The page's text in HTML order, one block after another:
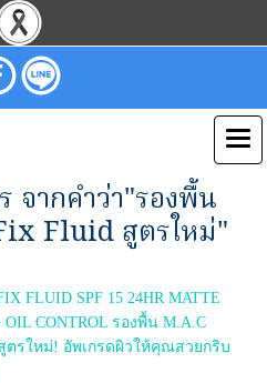
จากคำว่า"รองพื้น
Fluid สูตรใหม่"
FLUID SPF 15 24HR MATTE
OIL CONTROL รองพื้น M.A.C
ตรใหม่! อัพเกรดผิวให้คุณสวยกริบ